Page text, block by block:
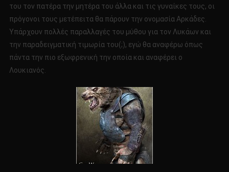
του τον πατέρα την μητέρα του άλλα και τις γυναίκες τους, οι
πρόγονοι τους μετέπειτα θα πάρουν την ονομασία Αρκάδες.
Υπάρχουν πολλές παραλλαγές του μύθου για τον Λυκάων και
την παραδειγματική τιμωρία του(;), εγώ θα αναφέρω όπως
πάντα την πιο εξωφρενική την οποία και αναφέρει ο
Λουκιανός.